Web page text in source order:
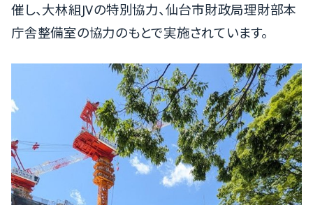
催し、大林組JVの特別協力、仙台市財政局理財部本
庁舎整備室の協力のもとで実施されています。